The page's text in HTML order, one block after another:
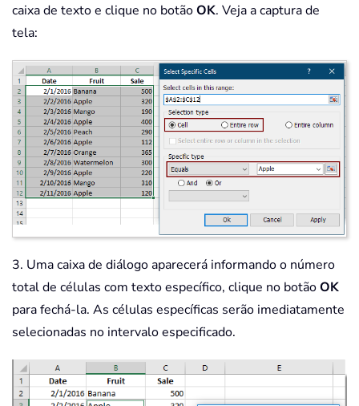
caixa de texto e clique no botãoOK. Veja a captura de
tela:
3. Uma caixa de diálogo aparecerá informando o número
total de células com texto específico, clique no botãoOK
para fechá-la. As células específicas serão imediatamente
selecionadas no intervalo especificado.